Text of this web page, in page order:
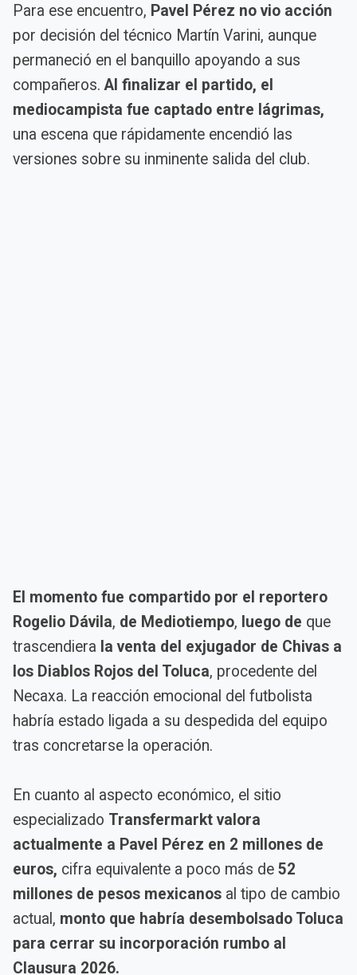
Para ese encuentro, Pavel Pérez no vio acción
por decisión del técnico Martín Varini, aunque
permaneció en el banquillo apoyando a sus
compañeros. Al finalizar el partido, el
mediocampista fue captado entre lágrimas,
una escena que rápidamente encendió las
versiones sobre su inminente salida del club.
El momento fue compartido por el reportero
Rogelio Dávila, de Mediotiempo, luego de que
trascendiera la venta del exjugador de Chivas a
los Diablos Rojos del Toluca, procedente del
Necaxa. La reacción emocional del futbolista
habría estado ligada a su despedida del equipo
tras concretarse la operación.
En cuanto al aspecto económico, el sitio
especializado Transfermarkt valora
actualmente a Pavel Pérez en 2 millones de
euros, cifra equivalente a poco más de 52
millones de pesos mexicanos al tipo de cambio
actual, monto que habría desembolsado Toluca
para cerrar su incorporación rumbo al
Clausura 2026.